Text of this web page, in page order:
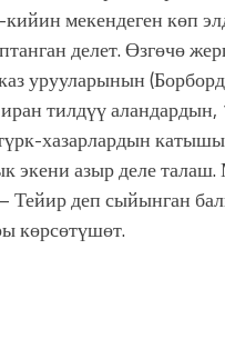
мекендеген көп
делет. Өзгөчө
урууларынын
тилдүү аландардын,
хазарлардын
экени азыр деле
деп сыйынган
көрсөтүшөт.